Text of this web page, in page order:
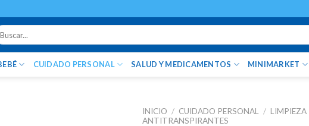
CUIDADO PERSONAL SALUD Y MEDICAMENTOS MINIMARKET
INICIO / CUIDADO PERSONAL / LIMPIEZA
ANTITRANSPIRANTES